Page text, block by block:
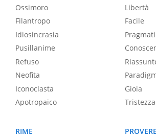
Ossimoro
Filantropo
Idiosincrasia
Pusillanime
Refuso
Neofita
Iconoclasta
Apotropaico
Libertà
Facile
Gioia
Tristezza
RIME